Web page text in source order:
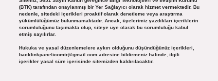
(BTK) tarafından onaylanmış bir Yer Sağlayıcı olarak hizmet vermektedir. Bu
nedenle, sitedeki içerikleri proaktif olarak denetleme veya araştırma
yükümlülüğümüz bulunmamaktadır. Ancak, üyelerimiz yazdıkları içeriklerin
sorumluluğunu taşımakta olup, siteye üye olarak bu sorumluluğu kabul
etmiş sayılırlar.
Hukuka ve yasal düzenlemelere aykırı olduğunu düşündüğünüz içerikleri,
backlinkpanelicomtr@gmail.comadresine bildirmeniz halinde, ilgili
içerikler yasal süre içerisinde sitemizden kaldırılacaktır.